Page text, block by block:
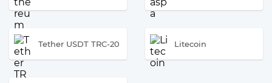
Tether USDT TRC-20 Litecoin